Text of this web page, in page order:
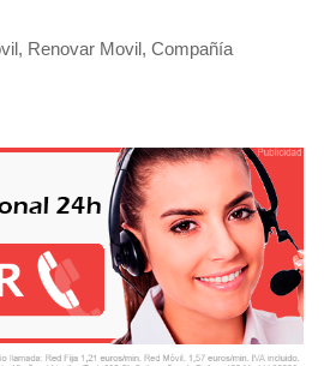
Renovar Movil, Compañía